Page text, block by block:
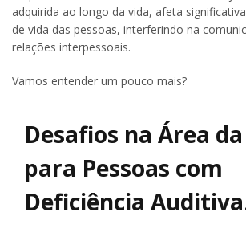
adquirida ao longo da vida, afeta
de vida das pessoas, interferindo na
relações interpessoais.
Vamos entender um pouco mais?
Desafios na Área
para Pessoas com
Deficiência Auditiva